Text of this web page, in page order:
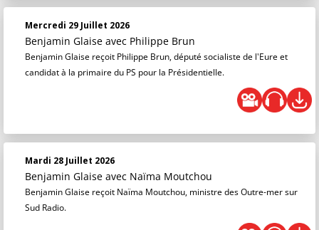
Mercredi 29 Juillet 2026
Benjamin Glaise avec Philippe Brun
Benjamin Glaise reçoit Philippe Brun, député socialiste de l'Eure et
candidat à la primaire du PS pour la Présidentielle.
Mardi 28 Juillet 2026
Benjamin Glaise avec Naïma Moutchou
Benjamin Glaise reçoit Naïma Moutchou, ministre des Outre-mer sur
Sud Radio.